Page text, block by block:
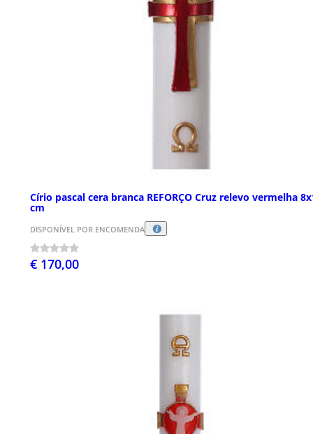
Círio pascal cera branca REFORÇO Cruz relevo vermelha
cm
DISPONÍVEL POR ENCOMENDA
€ 170,00